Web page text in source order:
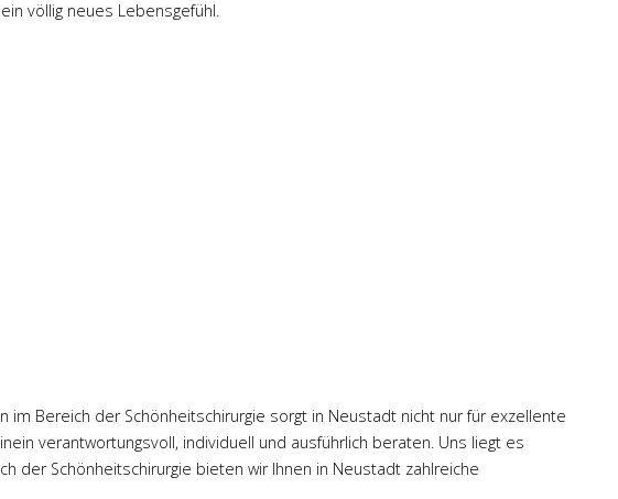
völlig neues Lebensgefühl.
im Bereich der Schönheitschirurgie sorgt in Neustadt nicht nur für exzellente
verantwortungsvoll, individuell und ausführlich beraten. Uns liegt es
der Schönheitschirurgie bieten wir Ihnen in Neustadt zahlreiche